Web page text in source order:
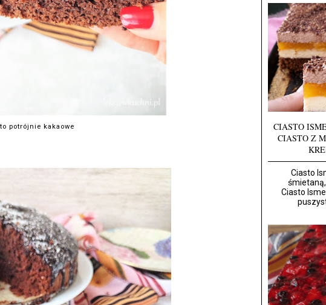
potrójnie kakaowe
CIASTO
CIASTO Z
Ciasto
Ciasto